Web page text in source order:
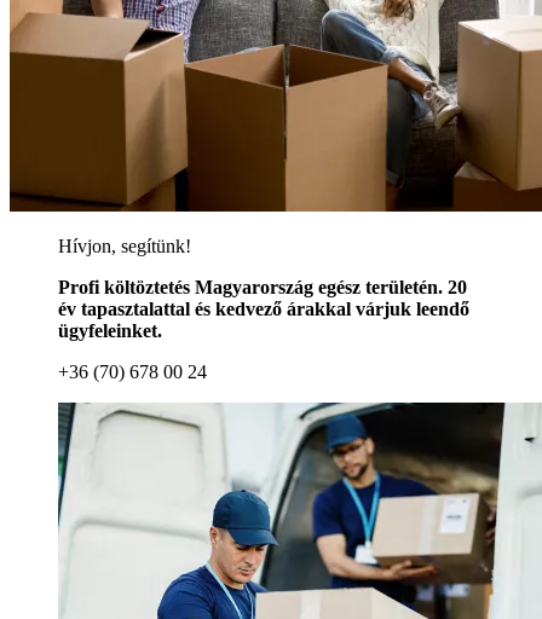
Hívjon, segítünk!
Profi költöztetés Magyarország egész területén. 20
év tapasztalattal és kedvező árakkal várjuk leendő
ügyfeleinket.
+36 (70) 678 00 24